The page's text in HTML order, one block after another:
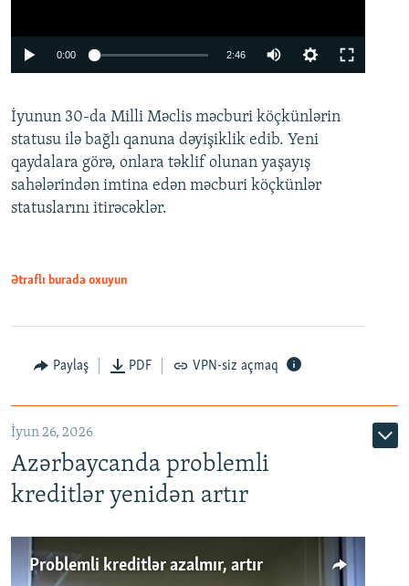
Auto 240p 360p 480p
720p 1080p
0:00 2:46
360p
480p
720p
İyunun 30-da Milli Məclis məcburi köçkünlərin
statusu ilə bağlı qanuna dəyişiklik edib. Yeni
qaydalara görə, onlara təklif olunan yaşayış
sahələrindən imtina edən məcburi köçkünlər
statuslarını itirəcəklər.
Ətraflı burada oxuyun
Paylaş PDF VPN-siz açmaq
İyun 26, 2026
Azərbaycanda problemli
kreditlər yenidən artır
Problemli kreditlər azalmır, artır